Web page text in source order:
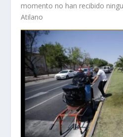
momento no han recibido
Atilano